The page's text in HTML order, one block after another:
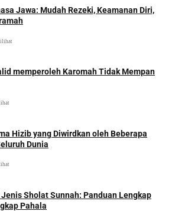
Jawa: Mudah Rezeki, Keamanan Diri,
memperoleh Karomah Tidak Mempan
Hizib yang Diwirdkan oleh Beberapa
Dunia
Sholat Sunnah: Panduan Lengkap
Pahala